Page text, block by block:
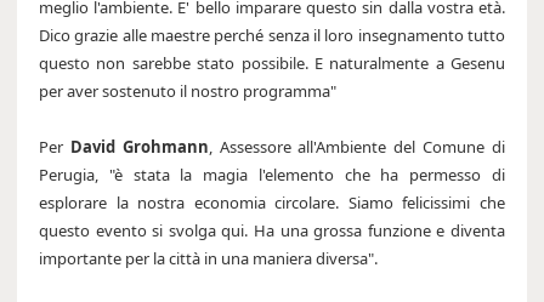
meglio l'ambiente. E' bello imparare questo sin dalla vostra età.
Dico grazie alle maestre perché senza il loro insegnamento tutto
questo non sarebbe stato possibile. E naturalmente a Gesenu
per aver sostenuto il nostro programma"
Per David Grohmann, Assessore all'Ambiente del Comune di
Perugia, "è stata la magia l'elemento che ha permesso di
esplorare la nostra economia circolare. Siamo felicissimi che
questo evento si svolga qui. Ha una grossa funzione e diventa
importante per la città in una maniera diversa".